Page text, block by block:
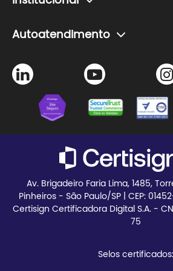
Agendamento de certificado
Trabalhe Conosco
Autoatendimento
Instalação de certificado
Meus pedidos
Av. Brigadeiro Faria Lima, 1485,
Pinheiros - São Paulo/SP | CEP:
Certisign Certificadora Digital S.A. -
75
Selos certificados: